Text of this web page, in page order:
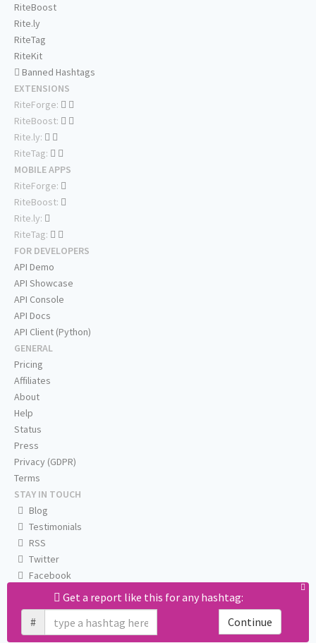
Get a report like this for any hashtag:
#
Continue
RiteBoost
Rite.ly
RiteTag
RiteKit
Banned Hashtags
EXTENSIONS
RiteForge:
RiteBoost:
Rite.ly:
RiteTag:
MOBILE APPS
RiteForge:
RiteBoost:
Rite.ly:
RiteTag:
FOR DEVELOPERS
API Demo
API Showcase
API Console
API Docs
API Client (Python)
GENERAL
Pricing
Affiliates
About
Help
Status
Press
Privacy (GDPR)
Terms
STAY IN TOUCH
Blog
Testimonials
RSS
Twitter
Facebook
Email us